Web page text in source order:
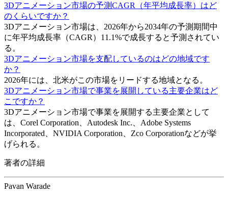
3Dアニメーション市場の予測CAGR（年平均成長率）はど
のくらいですか？
3Dアニメーション市場は、2026年から2034年の予測期間中
に年平均成長率（CAGR）11.1%で成長すると予測されてい
る。
3Dアニメーション市場を支配しているのはどの地域です
か？
2026年には、北米がこの市場をリードする地域となる。
3Dアニメーション市場で事業を展開している主要企業はど
こですか？
3Dアニメーション市場で事業を展開する主要企業として
は、Corel Corporation、Autodesk Inc.、Adobe Systems
Incorporated、NVIDIA Corporation、Zco Corporationなどが挙
げられる。
著者の詳細
Pavan Warade